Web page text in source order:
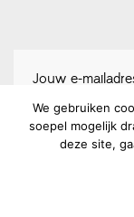
Schrijf
We gebruiken
soepel mogelijk
deze site,